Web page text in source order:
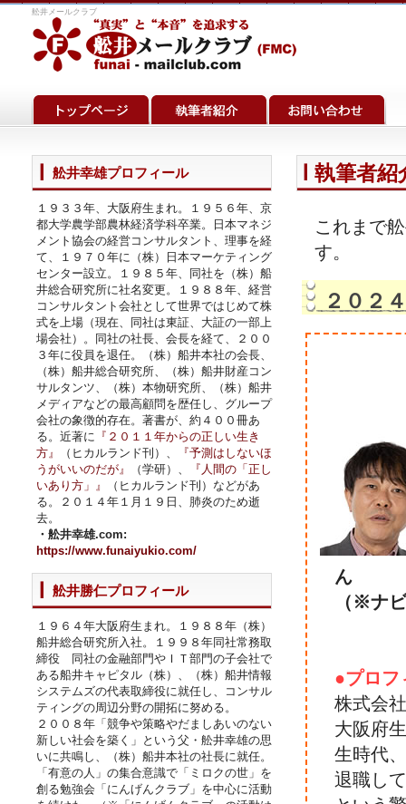
舩井メールクラブ
執筆者紹
これまで
す。
２０２
ん
（※ナ
●プロフ
株式会
大阪府
生時代
退職し
舩井幸雄プロフィール
１９３３年、大阪府生まれ。１９５６年、京
都大学農学部農林経済学科卒業。日本マネジ
メント協会の経営コンサルタント、理事を経
て、１９７０年に（株）日本マーケティング
センター設立。１９８５年、同社を（株）船
井総合研究所に社名変更。１９８８年、経営
コンサルタント会社として世界ではじめて株
式を上場（現在、同社は東証、大証の一部上
場会社）。同社の社長、会長を経て、２００
３年に役員を退任。（株）船井本社の会長、
（株）船井総合研究所、（株）船井財産コン
サルタンツ、（株）本物研究所、（株）船井
メディアなどの最高顧問を歴任し、グループ
会社の象徴的存在。著書が、約４００冊あ
る。近著に 『２０１１年からの正しい生き
方』
（ヒカルランド刊）、
『予測はしないほ
うがいいのだが』
（学研）、
『人間の「正し
いあり方」』
（ヒカルランド刊）などがあ
る。２０１４年１月１９日、肺炎のため逝
去。
・舩井幸雄.com:
https://www.funaiyukio.com/
舩井勝仁プロフィール
１９６４年大阪府生まれ。１９８８年（株）
船井総合研究所入社。１９９８年同社常務取
締役 同社の金融部門やＩＴ部門の子会社で
ある船井キャピタル（株）、（株）船井情報
システムズの代表取締役に就任し、コンサル
ティングの周辺分野の開拓に努める。
２００８年「競争や策略やだましあいのない
新しい社会を築く」という父・舩井幸雄の思
いに共鳴し、（株）船井本社の社長に就任。
「有意の人」の集合意識で「ミロクの世」を
創る勉強会「にんげんクラブ」を中心に活動